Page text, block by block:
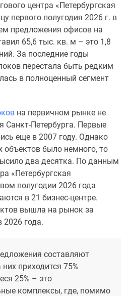
центра «Петербургская
первого полугодия 2026 г. в
предложения офисов на
65,6 тыс. кв. м – это 1,8
За последние годы
перестала быть редким
в полноценный сегмент
на первичном рынке не
Санкт-Петербурга. Первые
еще в 2007 году. Однако
объектов было немного, то
два десятка. По данным
«Петербургская
полугодии 2026 года
в 21 бизнес-центре.
вышла на рынок за
2026 года.
составляют
них приходится 75%
25% – это
комплексы, где, помимо